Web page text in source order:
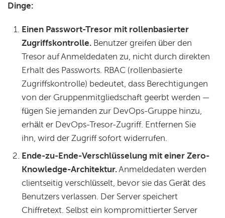
Dinge:
Einen Passwort-Tresor mit rollenbasierter
Zugriffskontrolle. Benutzer greifen über den
Tresor auf Anmeldedaten zu, nicht durch direkten
Erhalt des Passworts. RBAC (rollenbasierte
Zugriffskontrolle) bedeutet, dass Berechtigungen
von der Gruppenmitgliedschaft geerbt werden —
fügen Sie jemanden zur DevOps-Gruppe hinzu,
erhält er DevOps-Tresor-Zugriff. Entfernen Sie
ihn, wird der Zugriff sofort widerrufen.
Ende-zu-Ende-Verschlüsselung mit einer Zero-
Knowledge-Architektur. Anmeldedaten werden
clientseitig verschlüsselt, bevor sie das Gerät des
Benutzers verlassen. Der Server speichert
Chiffretext. Selbst ein kompromittierter Server